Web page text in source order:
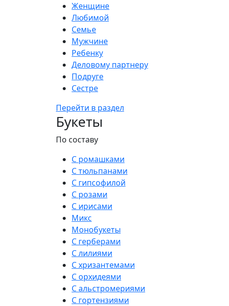
Женщине
Любимой
Семье
Мужчине
Ребенку
Деловому партнеру
Подруге
Сестре
Перейти в раздел
Букеты
По составу
С ромашками
С тюльпанами
С гипсофилой
С розами
С ирисами
Микс
Монобукеты
С герберами
С лилиями
С хризантемами
С орхидеями
С альстромериями
С гортензиями